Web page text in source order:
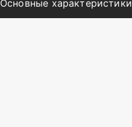
Основные характеристики